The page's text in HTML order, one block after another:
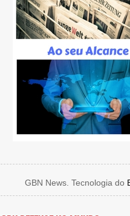
GBN News. Tecnologia do